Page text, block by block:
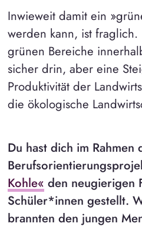
Inwieweit damit ein
werden kann, ist fraglich.
grünen Bereiche
sicher drin, aber eine
Produktivität der
die ökologische
Du hast dich im Rahmen
Kohle« den neugierigen
Schüler*innen gestellt.
brannten den jungen